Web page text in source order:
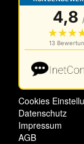
Cookies
Datenschutz
Impressum
AGB